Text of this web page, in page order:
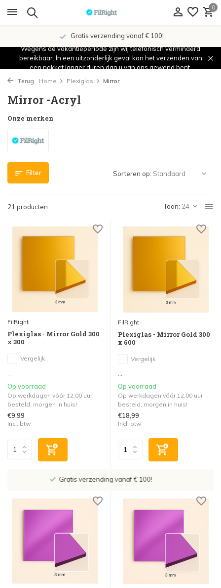
0
Showroom in IJsselstein!
Wegens de vakantieperiode zijn wij telefonisch verminderd
bereikbaar. In een uitzonderlijk geval kan het verzenden van
een pakket langer duren dan u van ons gewend bent.
Terug Home Plexiglas Mirror
Mirror -Acryl
Onze merken
Filter
21 producten Toon:
Sorteren op:
FilRight
Plexiglas - Mirror Gold 300
x 300
Vergelijk
Op voorraad
Op werkdagen vóór 12.00 uur
besteld, morgen in huis!
€9,99
Incl. btw
FilRight
Plexiglas - Mirror Gold 300
x 600
Vergelijk
Op voorraad
Op werkdagen vóór 12.00 uur
besteld, morgen in huis!
€18,99
Incl. btw
Showroom in IJsselstein!